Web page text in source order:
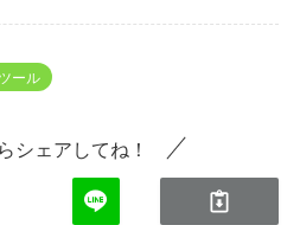
ール
シェアしてね！